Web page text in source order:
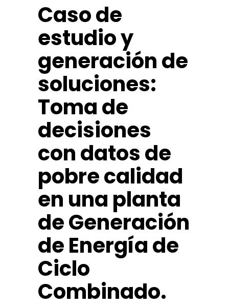
Caso de
estudio y
generación de
soluciones:
Toma de
decisiones
con datos de
pobre calidad
en una planta
de Generación
de Energía de
Ciclo
Combinado.